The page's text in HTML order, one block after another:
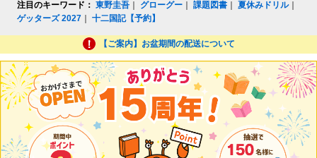
注目のキーワード： 東野圭吾 グローグー ｜課題図書 ｜夏休みドリル｜
ゲッターズ 2027 ｜十二国記【予約】
【ご案内】お盆期間の配送について